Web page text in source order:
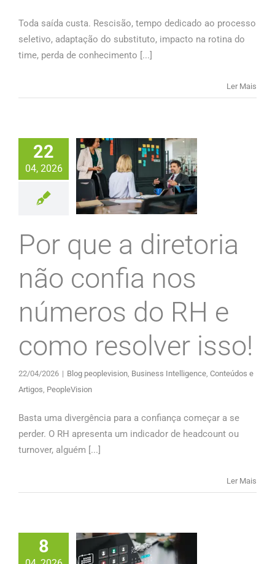
Toda saída custa. Rescisão, tempo dedicado ao processo
seletivo, adaptação do substituto, impacto na rotina do
time, perda de conhecimento [...]
Ler Mais
22
04, 2026
Por que a diretoria
não confia nos
números do RH e
como resolver isso!
22/04/2026 | Blog peoplevision, Business Intelligence, Conteúdos e
Artigos, PeopleVision
Basta uma divergência para a confiança começar a se
perder. O RH apresenta um indicador de headcount ou
turnover, alguém [...]
Ler Mais
8